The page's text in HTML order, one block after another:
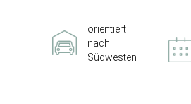
orientiert
nach
Südwesten